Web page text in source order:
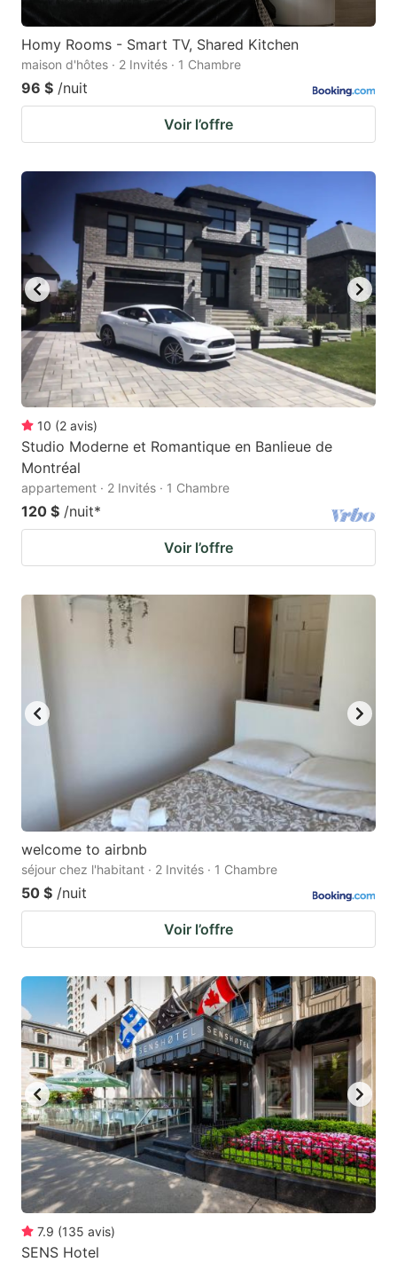
changing
dates.
for
changing
Homy Rooms - Smart TV, Shared Kitchen
maison d'hôtes · 2 Invités · 1 Chambre
96 $ /nuit
Voir l’offre
10 (2 avis)
Studio Moderne et Romantique en Banlieue de
Montréal
appartement · 2 Invités · 1 Chambre
120 $ /nuit*
Voir l’offre
welcome to airbnb
séjour chez l'habitant · 2 Invités · 1 Chambre
50 $ /nuit
Voir l’offre
7.9 (135 avis)
SENS Hotel